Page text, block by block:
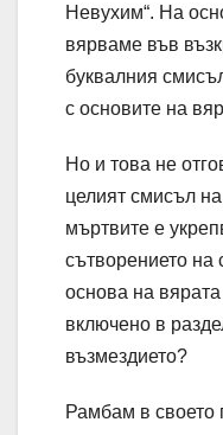
Невухим“. На
вярваме във
буквалния
с основите на
Но и това не
целият смисъл
мъртвите е
сътворението на
основа на
включено в
възмездието?
Рамбам в своето